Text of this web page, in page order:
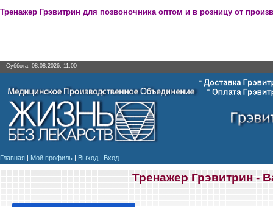
Тренажер Грэвитрин для позвоночника оптом и в розницу от
Суббота, 08.08.2026, 11:00
Главная | Мой профиль | Выход | Вход
Тренажер Грэвитрин -